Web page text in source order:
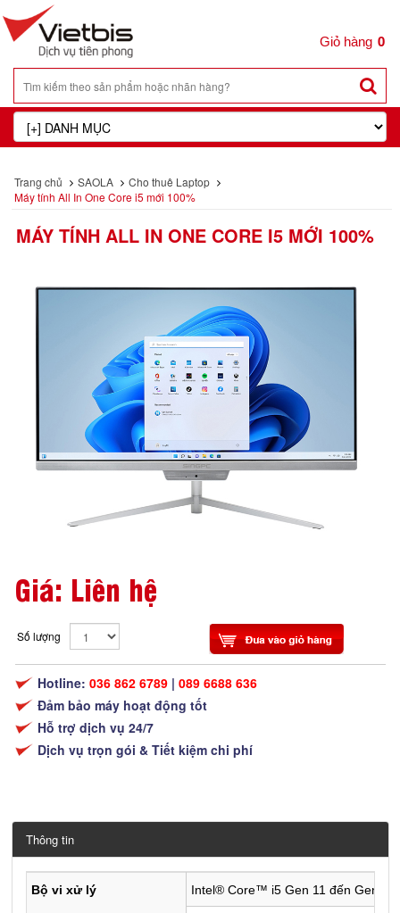
0
Trang chủ SAOLA
Cho thuê Laptop
Máy tính All In One Core i5 mới 100%
MÁY TÍNH ALL IN ONE CORE I5 MỚI 100%
Giá: Liên hệ
Số lượng
Hotline: 036 862 6789 | 089 6688 636
Đảm bảo máy hoạt động tốt
Hỗ trợ dịch vụ 24/7
Dịch vụ trọn gói & Tiết kiệm chi phí
Thông tin
Bộ vi xử lý Intel® Core™ i5 Gen 11 đến Gen 14